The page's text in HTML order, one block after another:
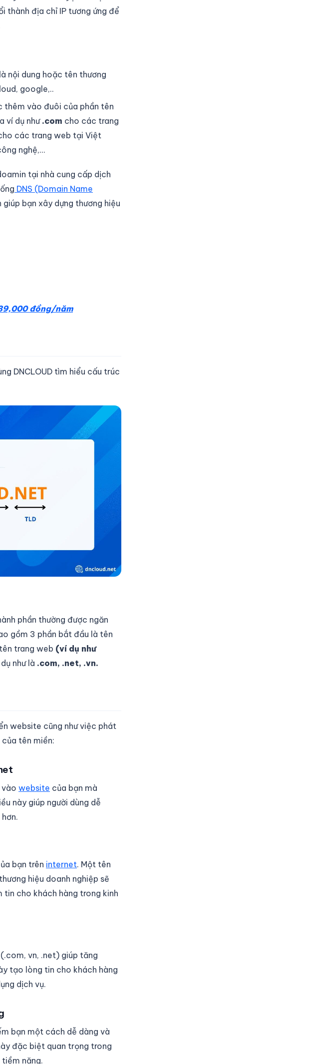
thành địa chỉ IP tương ứng để
nội dung hoặc tên thương
google,..
thêm vào đuôi của phần tên
ví dụ như.com cho các trang
các trang web tại Việt
nghệ,…
tại nhà cung cấp dịch
DNS (Domain Name
bạn xây dựng thương hiệu
đồng/năm
DNCLOUD tìm hiểu cấu trúc
phần thường được ngăn
gồm 3 phần bắt đầu là tên
trang web (ví dụ như
như là .com, .net, .vn.
website cũng như việc phát
tên miền:
vào website của bạn mà
này giúp người dùng dễ
bạn trên internet. Một tên
hiệu doanh nghiệp sẽ
tin cho khách hàng trong kinh
vn, .net) giúp tăng
tạo lòng tin cho khách hàng
dịch vụ.
bạn một cách dễ dàng và
đặc biệt quan trọng trong
năng.